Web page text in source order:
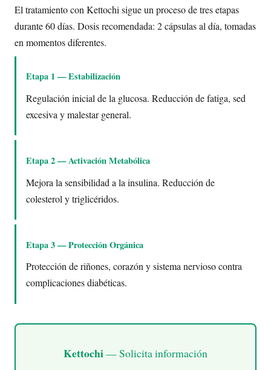
El tratamiento con Kettochi sigue un proceso de tres etapas
durante 60 días. Dosis recomendada: 2 cápsulas al día, tomadas
en momentos diferentes.
Etapa 1 — Estabilización
Regulación inicial de la glucosa. Reducción de fatiga, sed
excesiva y malestar general.
Etapa 2 — Activación Metabólica
Mejora la sensibilidad a la insulina. Reducción de
colesterol y triglicéridos.
Etapa 3 — Protección Orgánica
Protección de riñones, corazón y sistema nervioso contra
complicaciones diabéticas.
Kettochi— Solicita información